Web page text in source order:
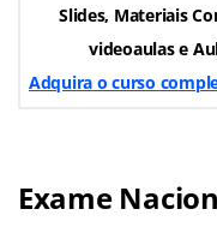
Slides, Materiais
videoaulas e
Adquira o curso
Exame